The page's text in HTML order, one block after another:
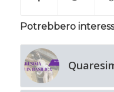
Potrebbero